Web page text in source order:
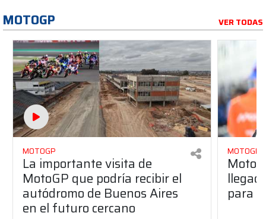
MOTOGP VER TODAS
MOTOGP
La importante visita de
MotoGP que podría recibir el
autódromo de Buenos Aires
en el futuro cercano
MOTOGP
para